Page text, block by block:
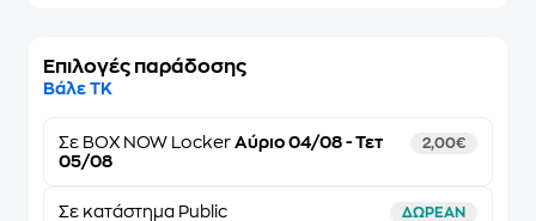
Επιλογές παράδοσης
Βάλε ΤΚ
Σε BOX NOW Locker Αύριο 04/08 - Τετ
05/08
2,00€
Σε κατάστημα Public ΔΩΡΕΑΝ